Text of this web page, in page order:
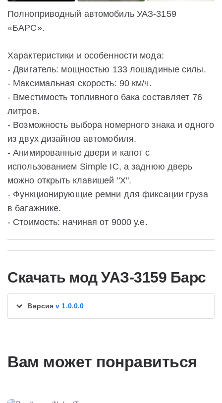
Полноприводный автомобиль УАЗ-3159
«БАРС».
Характеристики и особенности мода:
- Двигатель: мощностью 133 лошадиные силы.
- Максимальная скорость: 90 км/ч.
- Вместимость топливного бака составляет 76
литров.
- Возможность выбора номерного знака и одного
из двух дизайнов автомобиля.
- Анимированные двери и капот с
использованием Simple IC, а заднюю дверь
можно открыть клавишей "X".
- Функционирующие ремни для фиксации груза
в багажнике.
- Стоимость: начиная от 9000 у.е.
Скачать мод УАЗ-3159 Барс
Версияv 1.0.0.0
Вам может понравиться